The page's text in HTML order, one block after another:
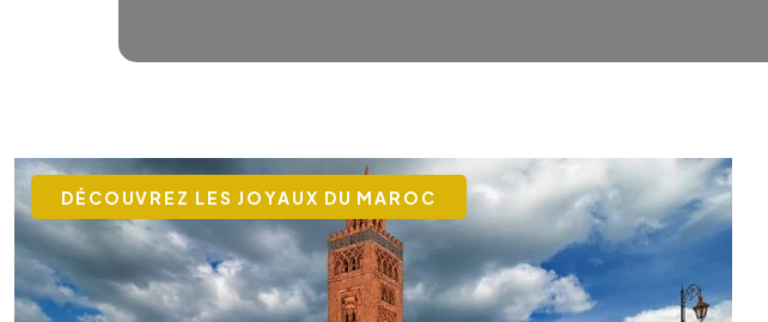
DÉCOUVREZ LES JOYAUX DU MAROC